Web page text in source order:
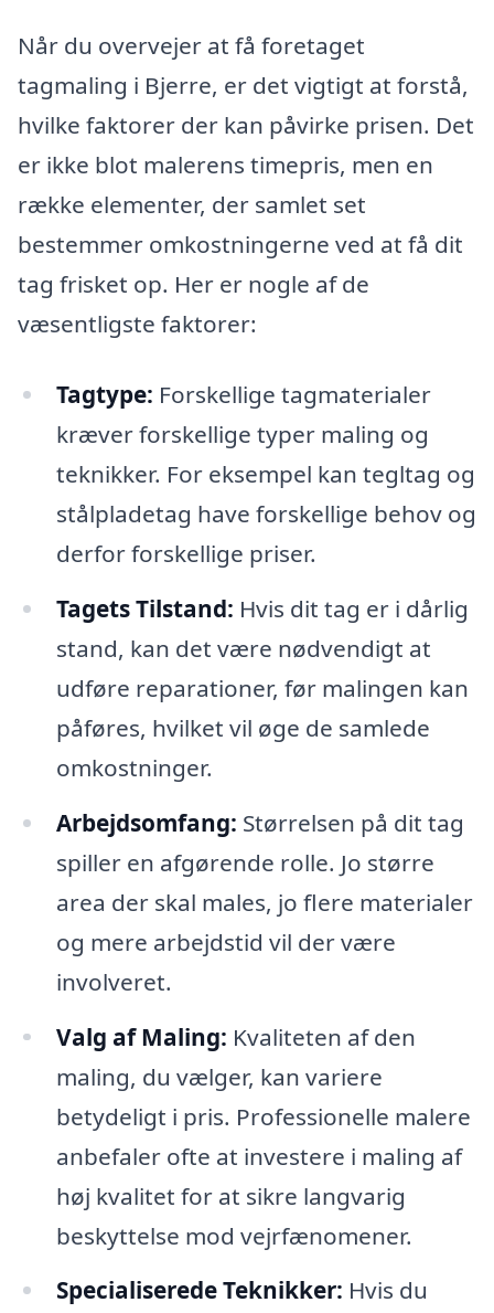
Når du overvejer at få foretaget
tagmaling i Bjerre, er det vigtigt at forstå,
hvilke faktorer der kan påvirke prisen. Det
er ikke blot malerens timepris, men en
række elementer, der samlet set
bestemmer omkostningerne ved at få dit
tag frisket op. Her er nogle af de
væsentligste faktorer:
Tagtype: Forskellige tagmaterialer
kræver forskellige typer maling og
teknikker. For eksempel kan tegltag og
stålpladetag have forskellige behov og
derfor forskellige priser.
Tagets Tilstand: Hvis dit tag er i dårlig
stand, kan det være nødvendigt at
udføre reparationer, før malingen kan
påføres, hvilket vil øge de samlede
omkostninger.
Arbejdsomfang: Størrelsen på dit tag
spiller en afgørende rolle. Jo større
area der skal males, jo flere materialer
og mere arbejdstid vil der være
involveret.
Valg af Maling: Kvaliteten af den
maling, du vælger, kan variere
betydeligt i pris. Professionelle malere
anbefaler ofte at investere i maling af
høj kvalitet for at sikre langvarig
beskyttelse mod vejrfænomener.
Specialiserede Teknikker: Hvis du